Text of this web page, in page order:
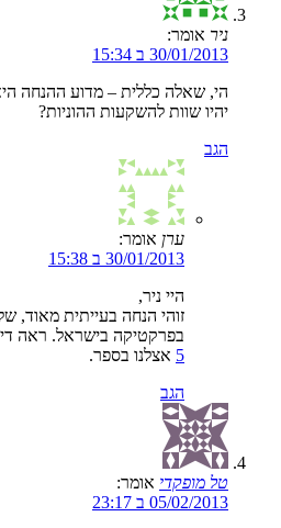
ניר אומר:
30/01/2013 ב 15:34
הי, שאלה כללית – מדוע ההנחה
יהיו שוות להשקעות ההוניות?
הגב
ערן אומר:
30/01/2013 ב 15:38
היי ניר,
זוהי הנחה בעייתית
בפרקטיקה בישראל. ראה
5 אצלנו בספר.
הגב
טל מופקדי אומר:
05/02/2013 ב 23:17